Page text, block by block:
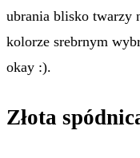
ubrania blisko twarzy
kolorze srebrnym
okay :).
Złota